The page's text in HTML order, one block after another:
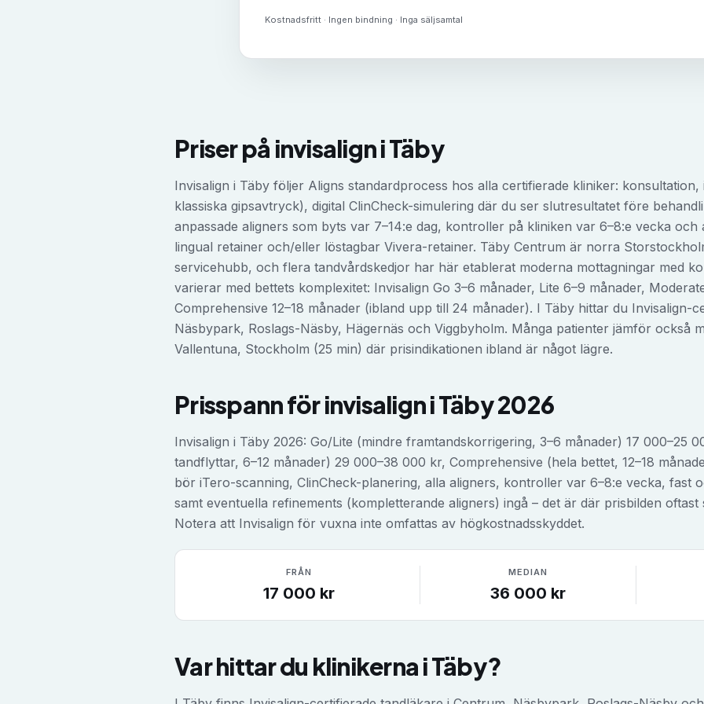
Kostnadsfritt · Ingen bindning · Inga säljsamtal
Priser på invisaligniTäby
Invisalign i Täby följer Aligns standardprocess hos alla certifierade kliniker:
klassiska gipsavtryck), digital ClinCheck-simulering där du ser slutresultatet före
anpassade aligners som byts var 7–14:e dag, kontroller på kliniken var 6–8:e vecka
lingual retainer och/eller löstagbar Vivera-retainer. Täby Centrum är norra
servicehubb, och flera tandvårdskedjor har här etablerat moderna mottagningar med
varierar med bettets komplexitet: Invisalign Go 3–6 månader, Lite 6–9 månader,
Comprehensive 12–18 månader (ibland upp till 24 månader). I Täby hittar du Invisalign-
Näsbypark, Roslags-Näsby, Hägernäs och Viggbyholm. Många patienter jämför också
Vallentuna, Stockholm (25 min) där prisindikationen ibland är något lägre.
Prisspann förinvisaligniTäby2026
Invisalign i Täby 2026: Go/Lite (mindre framtandskorrigering, 3–6 månader) 17 000–25
tandflyttar, 6–12 månader) 29 000–38 000 kr, Comprehensive (hela bettet, 12–18
bör iTero-scanning, ClinCheck-planering, alla aligners, kontroller var 6–8:e vecka, fast
samt eventuella refinements (kompletterande aligners) ingå – det är där prisbilden oftast
Notera att Invisalign för vuxna inte omfattas av högkostnadsskyddet.
FRÅN
17 000 kr
MEDIAN
36 000 kr
Var hittar du klinikerna iTäby?